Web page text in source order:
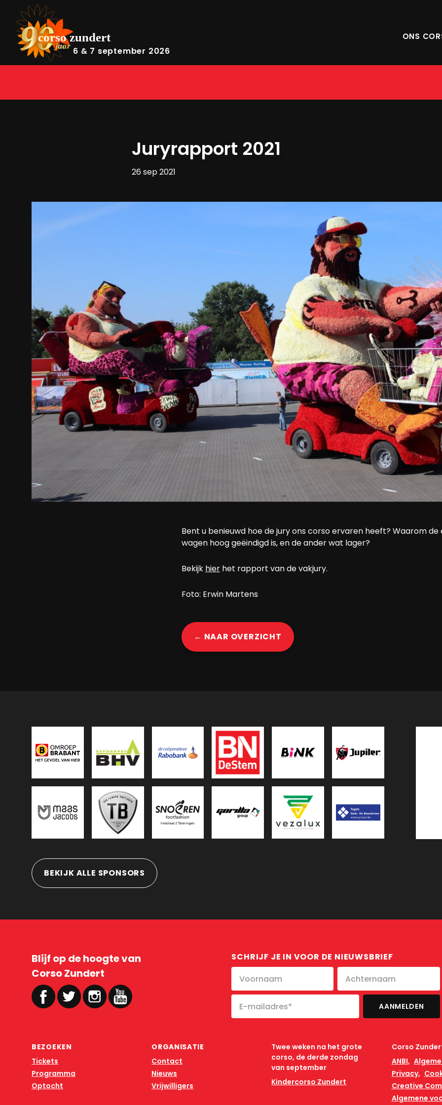
6 & 7 september 2026
ONS
Juryrapport 2021
26 sep 2021
Bent u benieuwd hoe de jury ons corso ervaren heeft? Waarom de
wagen hoog geëindigd is, en de ander wat lager?
Bekijk hier het rapport van de vakjury.
Foto: Erwin Martens
← NAAR OVERZICHT
BEKIJK ALLE SPONSORS
Blijf op de hoogte van
Corso Zundert
SCHRIJF JE IN VOOR DE NIEUWSBRIEF
BEZOEKEN
Tickets
Programma
Optocht
ORGANISATIE
Contact
Nieuws
Vrijwilligers
Twee weken na het grote
corso, de derde zondag
van september
Kindercorso Zundert
Corso
ANBI
Privacy
Creative
Algemene